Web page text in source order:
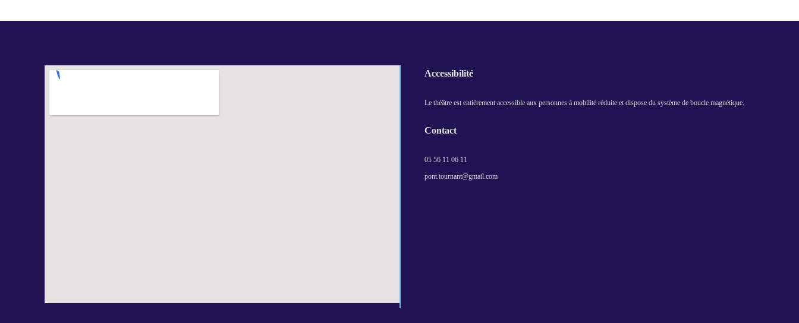
Accessibilité
Le théâtre est entièrement accessible aux personnes à mobilité réduite et dispose du système de boucle magnétique.
Contact
05 56 11 06 11
pont.tournant@gmail.com